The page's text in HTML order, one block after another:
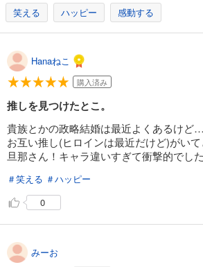
笑える ハッピー 感動する
Hanaねこ
購入済み
推しを見つけたとこ。
貴族とかの政略結婚は最近よくあるけ
お互い推し(ヒロインは最近だけど)がいて
旦那さん！キャラ違いすぎて衝撃的でし
＃笑える ＃ハッピー
0
みーお